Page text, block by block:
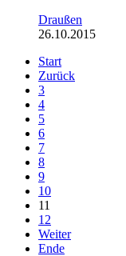
Draußen
26.10.2015
Start
Zurück
3
4
5
6
7
8
9
10
11
12
Weiter
Ende